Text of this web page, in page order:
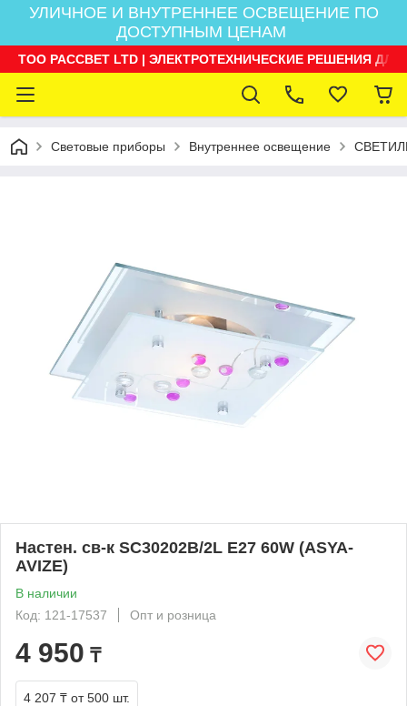
УЛИЧНОЕ И ВНУТРЕННЕЕ ОСВЕЩЕНИЕ ПО
ДОСТУПНЫМ ЦЕНАМ
ТОО РАССВЕТ LTD | ЭЛЕКТРОТЕХНИЧЕСКИЕ РЕШЕНИЯ
Световые приборы Внутреннее освещение
Настен. св-к SC30202B/2L E27 60W (ASYA-
AVIZE)
В наличии
Код: 121-17537
Опт и розница
4 950 ₸
4 207 ₸ от 500 шт.